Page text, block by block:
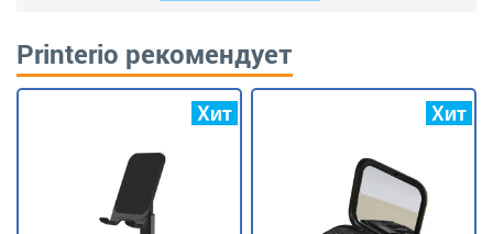
Printerio рекомендует